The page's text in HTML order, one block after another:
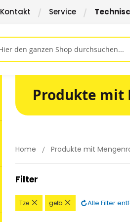
Kontakt Service
Produkte mit
Home Produkte mit
Filter
Tze
Diesen
Artikel
gelb
Diesen
Artikel
Alle Filter